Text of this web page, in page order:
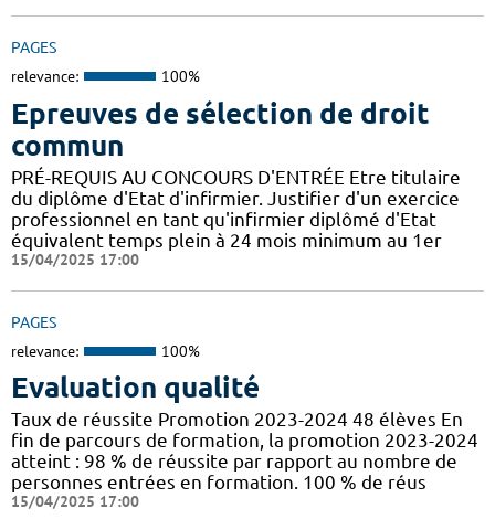
PAGES
relevance: 100%
Epreuves de sélection de droit
commun
PRÉ-REQUIS AU CONCOURS D'ENTRÉE Etre titulaire
du diplôme d'Etat d'infirmier. Justifier d'un exercice
professionnel en tant qu'infirmier diplômé d'Etat
équivalent temps plein à 24 mois minimum au 1er
15/04/2025 17:00
PAGES
relevance: 100%
Evaluation qualité
Taux de réussite Promotion 2023-2024 48 élèves En
fin de parcours de formation, la promotion 2023-2024
atteint : 98 % de réussite par rapport au nombre de
personnes entrées en formation. 100 % de réus
15/04/2025 17:00